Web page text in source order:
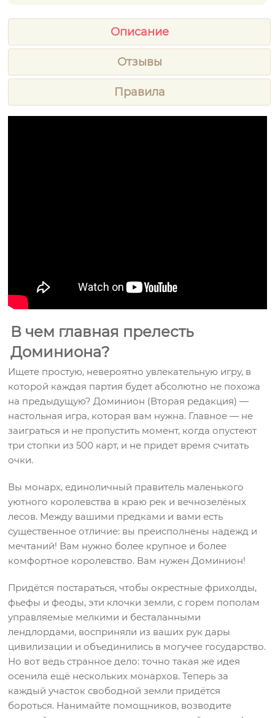
Описание
Отзывы
Правила
В чем главная прелесть
Доминиона?
Ищете простую, невероятно увлекательную игру, в
которой каждая партия будет абсолютно не похожа
на предыдущую? Доминион (Вторая редакция) —
настольная игра, которая вам нужна. Главное — не
заиграться и не пропустить момент, когда опустеют
три стопки из 500 карт, и не придет время считать
очки.
Вы монарх, единоличный правитель маленького
уютного королевства в краю рек и вечнозелёных
лесов. Между вашими предками и вами есть
существенное отличие: вы преисполнены надежд и
мечтаний! Вам нужно более крупное и более
комфортное королевство. Вам нужен Доминион!
Придётся постараться, чтобы окрестные фрихолды,
фьефы и феоды, эти клочки земли, с горем пополам
управляемые мелкими и бесталанными
лендлордами, восприняли из ваших рук дары
цивилизации и объединились в могучее государство.
Но вот ведь странное дело: точно такая же идея
осенила ещё нескольких монархов. Теперь за
каждый участок свободной земли придётся
бороться. Нанимайте помощников, возводите